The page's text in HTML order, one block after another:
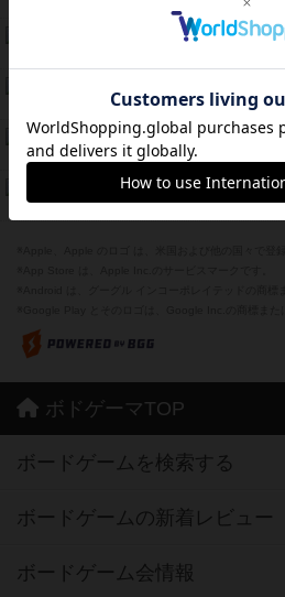
紹介文あり 1件の投稿
Bitter End ブタペスト救出作戦
紹介文なし 1件の投稿
ドコジャン
紹介文あり 10件の投稿
ボドゲーマTOP
ボードゲームを検索する
ボードゲームの新着レビュー
ボードゲーム会情報